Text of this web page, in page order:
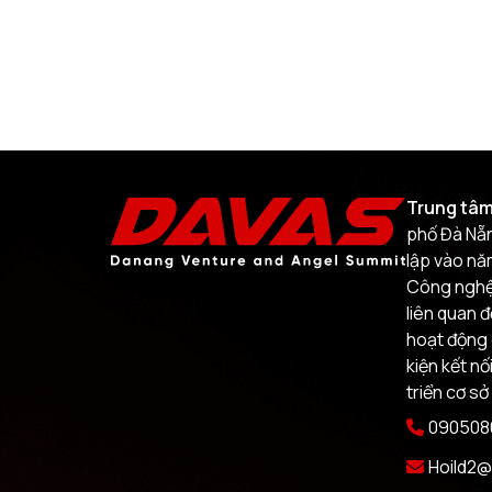
Trung
phố Đà
lập vào
Công
liên quan
hoạt động
kiện kết
triển cơ